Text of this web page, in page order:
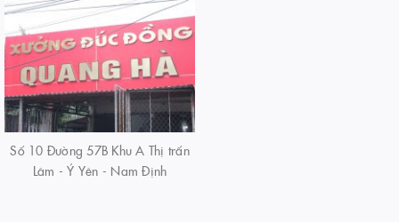
Số 10 Đường 57B Khu A Thị trấn
Lâm - Ý Yên - Nam Định